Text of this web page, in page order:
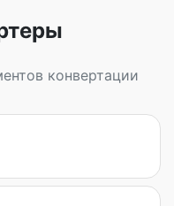
конвертации